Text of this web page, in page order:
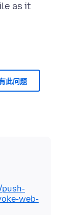
as it
此问题
web-